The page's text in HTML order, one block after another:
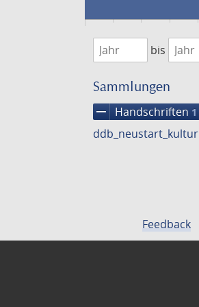
1474
bis
Sammlungen
remove Handschriften 1
ddb_neustart_kultur
Feedback